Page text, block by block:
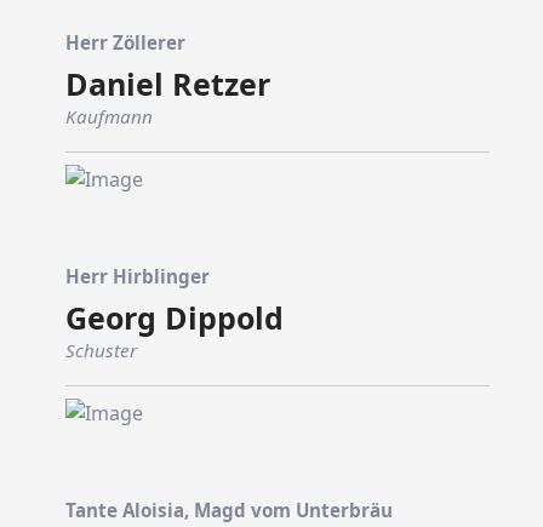
Herr Zöllerer
Daniel Retzer
Kaufmann
Herr Hirblinger
Georg Dippold
Schuster
Tante Aloisia, Magd vom Unterbräu